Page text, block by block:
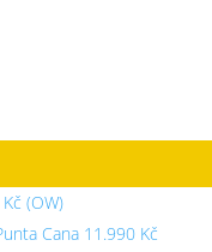
(OW)
Cana 11.990 Kč